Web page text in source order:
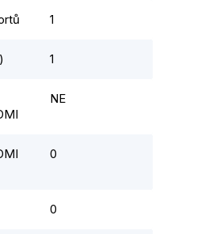
1
1
NE
0
0